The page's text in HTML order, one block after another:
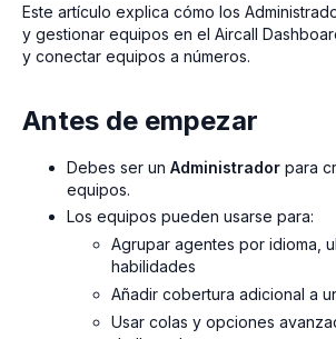
Este artículo explica cómo los
y gestionar equipos en el Aircall
y conectar equipos a números.
Antes de empezar
Debes ser un Administrador para
equipos.
Los equipos pueden usarse para:
Agrupar agentes por idioma,
habilidades
Añadir cobertura adicional a
Usar colas y opciones